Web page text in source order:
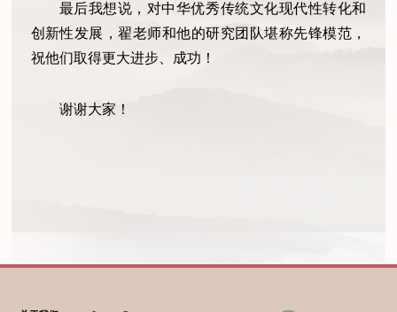
最后我想说，对中华优秀传统文化现代性转化和
创新性发展，翟老师和他的研究团队堪称先锋模范，
祝他们取得更大进步、成功！
谢谢大家！